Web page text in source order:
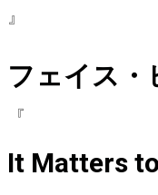
』
フェイス・
『
It Matters